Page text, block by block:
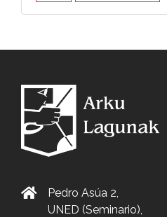
Pedro Asúa 2,
UNED (Seminario),